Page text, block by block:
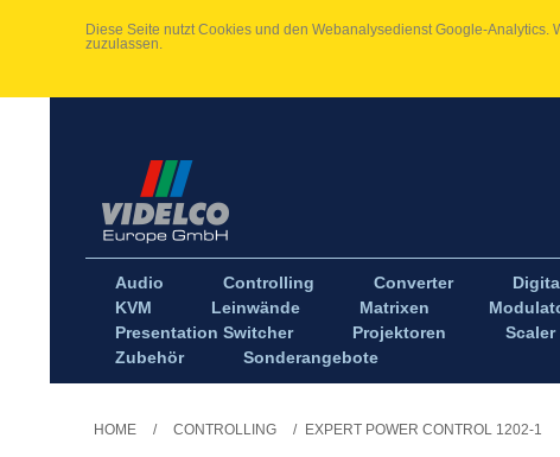
Diese Seite nutzt Cookies und den Webanalysedienst Google-Analytics.
zuzulassen.
Audio Controlling Converter
KVM
Leinwände Matrixen
Presentation Switcher
Projektoren Scaler
Zubehör
Sonderangebote
HOME / CONTROLLING / EXPERT POWER CONTROL 1202-1